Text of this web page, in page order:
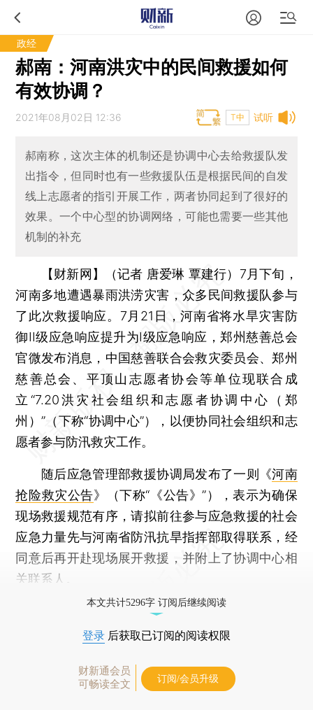
政经
郝南：河南洪灾中的民间救援如何
有效协调？
试听
2021年08月02日 12:36 T中
郝南称，这次主体的机制还是协调中心去给救援队发
出指令，但同时也有一些救援队伍是根据民间的自发
线上志愿者的指引开展工作，两者协同起到了很好的
效果。一个中心型的协调网络，可能也需要一些其他
机制的补充
【财新网】（记者 唐爱琳 覃建行） 7月下旬，
河南多地遭遇暴雨洪涝灾害，众多民间救援队参与
了此次救援响应。7月21日，河南省将水旱灾害防
御II级应急响应提升为I级应急响应，郑州慈善总会
官微发布消息，中国慈善联合会救灾委员会、郑州
慈善总会、平顶山志愿者协会等单位现联合成
立“7.20洪灾社会组织和志愿者协调中心（郑
州）”（下称“协调中心”），以便协同社会组织和志
愿者参与防汛救灾工作。
随后应急管理部救援协调局发布了一则《河南
抢险救灾公告》（下称“《公告》”），表示为确保
现场救援规范有序，请拟前往参与应急救援的社会
应急力量先与河南省防汛抗旱指挥部取得联系，经
同意后再开赴现场展开救援，并附上了协调中心相
关联系人。
本文共计5296字 订阅后继续阅读
登录 后获取已订阅的阅读权限
财新通会员
可畅读全文
订阅/会员升级